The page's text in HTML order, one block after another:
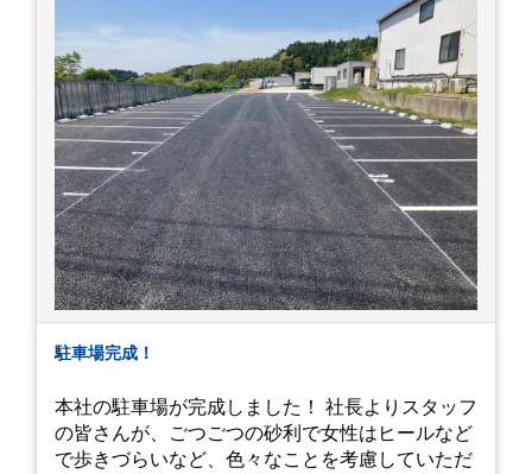
駐車場完成！
本社の駐車場が完成しました！ 社長よりスタッフ
の皆さんが、ごつごつの砂利で女性はヒールなど
で歩きづらいなど、色々なことを考慮していただ